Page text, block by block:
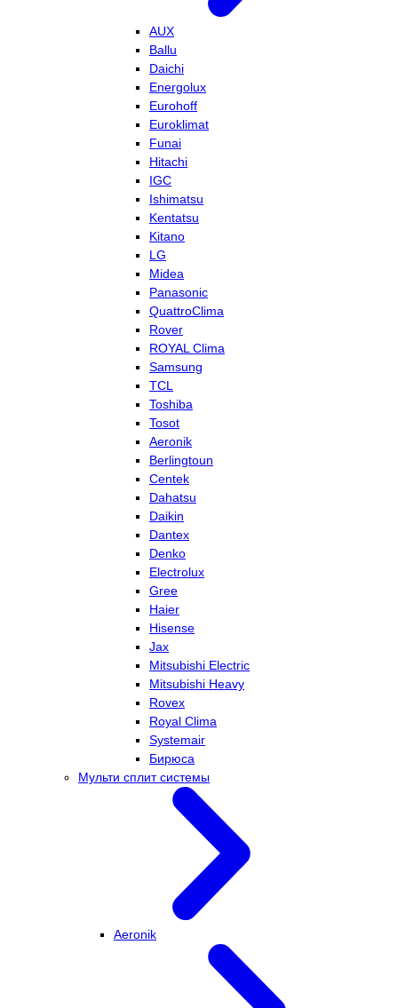
AUX
Ballu
Daichi
Energolux
Eurohoff
Euroklimat
Funai
Hitachi
IGC
Ishimatsu
Kentatsu
Kitano
LG
Midea
Panasonic
QuattroClima
Rover
ROYAL Clima
Samsung
TCL
Toshiba
Tosot
Aeronik
Berlingtoun
Centek
Dahatsu
Daikin
Dantex
Denko
Electrolux
Gree
Haier
Hisense
Jax
Mitsubishi Electric
Mitsubishi Heavy
Rovex
Royal Clima
Systemair
Бирюса
Мульти сплит системы
Aeronik